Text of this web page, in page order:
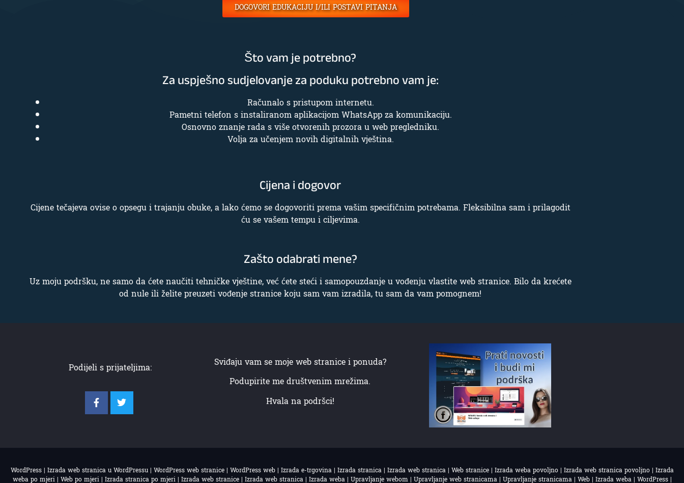
DOGOVORI EDUKACIJU I/ILI POSTAVI PITANJA
Što vam je potrebno?
Za uspješno sudjelovanje za poduku potrebno vam je:
Računalo s pristupom internetu.
Pametni telefon s instaliranom aplikacijom WhatsApp za komunikaciju.
Osnovno znanje rada s više otvorenih prozora u web pregledniku.
Volja za učenjem novih digitalnih vještina.
Cijena i dogovor
Cijene tečajeva ovise o opsegu i trajanju obuke, a lako ćemo se dogovoriti prema vašim specifičnim potrebama. Fleksibilna sam i prilagodit
ću se vašem tempu i ciljevima.
Zašto odabrati mene?
Uz moju podršku, ne samo da ćete naučiti tehničke vještine, već ćete steći i samopouzdanje u vođenju vlastite web stranice. Bilo da krećete
od nule ili želite preuzeti vođenje stranice koju sam vam izradila, tu sam da vam pomognem!
Podijeli s prijateljima:
Sviđaju vam se moje web stranice i ponuda?
Podupirite me društvenim mrežima.
Hvala na podršci!
WordPress | Izrada web stranica u WordPressu | WordPress web stranice | WordPress web | Izrada e-trgovina | Izrada stranica | Izrada web stranica | Web stranice | Izrada weba povoljno | Izrada web stranica povoljno | Izrada
weba po mjeri | Web po mjeri | Izrada stranica po mjeri | Izrada web stranice | Izrada web stranica | Izrada weba | Upravljanje webom | Upravljanje web stranicama | Upravljanje stranicama | Web | Izrada weba | WordPress |